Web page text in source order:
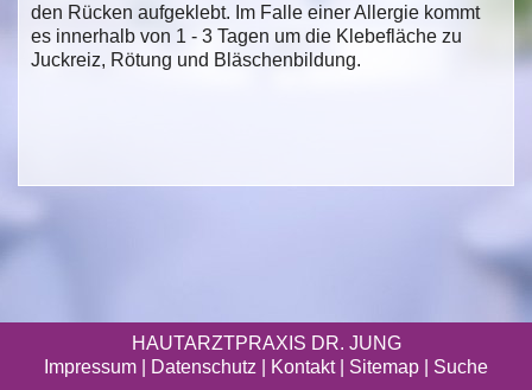
den Rücken aufgeklebt. Im Falle einer Allergie kommt
es innerhalb von 1 - 3 Tagen um die Klebefläche zu
Juckreiz, Rötung und Bläschenbildung.
HAUTARZTPRAXIS DR. JUNG
Impressum
Datenschutz | Kontakt | Sitemap Suche